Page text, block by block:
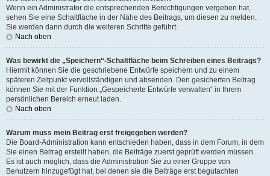
Wenn ein Administrator die entsprechenden Berechtigungen vergeben hat,
sehen Sie eine Schaltfläche in der Nähe des Beitrags, um diesen zu melden.
Sie werden dann durch die weiteren Schritte geführt.
Nach oben
Was bewirkt die „Speichern“-Schaltfläche beim Schreiben eines Beitrags?
Hiermit können Sie die geschriebene Entwürfe speichern und zu einem
späteren Zeitpunkt vervollständigen und absenden. Den gesicherten Beitrag
können Sie mit der Funktion „Gespeicherte Entwürfe verwalten“ in Ihrem
persönlichen Bereich erneut laden.
Nach oben
Warum muss mein Beitrag erst freigegeben werden?
Die Board-Administration kann entschieden haben, dass in dem Forum, in dem
Sie einen Beitrag erstellt haben, die Beiträge zuerst geprüft werden müssen.
Es ist auch möglich, dass die Administration Sie zu einer Gruppe von
Benutzern hinzugefügt hat, bei denen sie die Beiträge erst begutachten